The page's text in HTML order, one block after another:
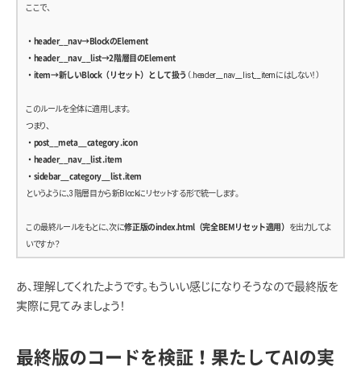
<figure class=”post__image”>
<img src=”/assets/img/sample2.jpg” alt=”旅の風景2″>
</figure>
<h2 class=”post__title”>アジア横断の旅：タイ編</h2>
<div class=”post__meta”>
<time class=”post__meta__date”>2025/02/15</time>
<span class=”post__meta__category”>
アジア
<i class=”icon icon–sun” aria-hidden=”true”></i>
</div>
<p class=”post__text”>
</p>
<a href=”#” class=”post__readmore”>続きを読む</a>
</section>
ここで、
・header__nav→BlockのElement
・header__nav__list→2階層目のElement
・item→新しいBlock（リセット）として扱う （.header__nav__list__itemにはしない！）
このルールを全体に適用します。
つまり、
・post__meta__category .icon
・header__nav__list .item
・sidebar__category__list .item
というように、3階層目から新Blockにリセットする形で統一します。
この最終ルールをもとに、次に修正版のindex.html（完全BEMリセット適用）
を出力してよ
いですか？
あ、理解してくれたようです。もういい感じになりそうなので最終版を
実際に見てみましょう！
最終版のコードを検証！果たしてAIの実